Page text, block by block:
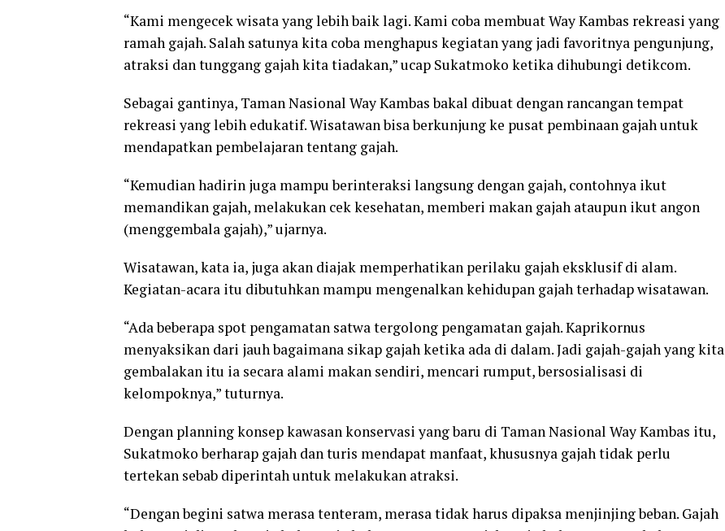
“Kami mengecek wisata yang lebih baik lagi. Kami coba membuat Way Kambas rekreasi yang
ramah gajah. Salah satunya kita coba menghapus kegiatan yang jadi favoritnya pengunjung,
atraksi dan tunggang gajah kita tiadakan,” ucap Sukatmoko ketika dihubungi detikcom.
Sebagai gantinya, Taman Nasional Way Kambas bakal dibuat dengan rancangan tempat
rekreasi yang lebih edukatif. Wisatawan bisa berkunjung ke pusat pembinaan gajah untuk
mendapatkan pembelajaran tentang gajah.
“Kemudian hadirin juga mampu berinteraksi langsung dengan gajah, contohnya ikut
memandikan gajah, melakukan cek kesehatan, memberi makan gajah ataupun ikut angon
(menggembala gajah),” ujarnya.
Wisatawan, kata ia, juga akan diajak memperhatikan perilaku gajah eksklusif di alam.
Kegiatan-acara itu dibutuhkan mampu mengenalkan kehidupan gajah terhadap wisatawan.
“Ada beberapa spot pengamatan satwa tergolong pengamatan gajah. Kaprikornus
menyaksikan dari jauh bagaimana sikap gajah ketika ada di dalam. Jadi gajah-gajah yang kita
gembalakan itu ia secara alami makan sendiri, mencari rumput, bersosialisasi di
kelompoknya,” tuturnya.
Dengan planning konsep kawasan konservasi yang baru di Taman Nasional Way Kambas itu,
Sukatmoko berharap gajah dan turis mendapat manfaat, khususnya gajah tidak perlu
tertekan sebab diperintah untuk melakukan atraksi.
“Dengan begini satwa merasa tenteram, merasa tidak harus dipaksa menjinjing beban. Gajah